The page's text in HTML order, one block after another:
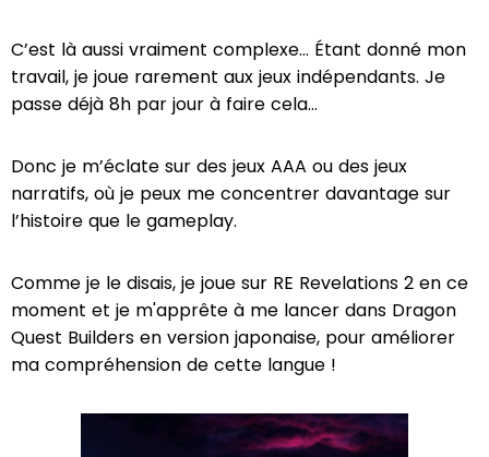
C’est là aussi vraiment complexe… Étant donné mon
travail, je joue rarement aux jeux indépendants. Je
passe déjà 8h par jour à faire cela…
Donc je m’éclate sur des jeux AAA ou des jeux
narratifs, où je peux me concentrer davantage sur
l’histoire que le gameplay.
Comme je le disais, je joue sur RE Revelations 2 en ce
moment et je m'apprête à me lancer dans Dragon
Quest Builders en version japonaise, pour améliorer
ma compréhension de cette langue !